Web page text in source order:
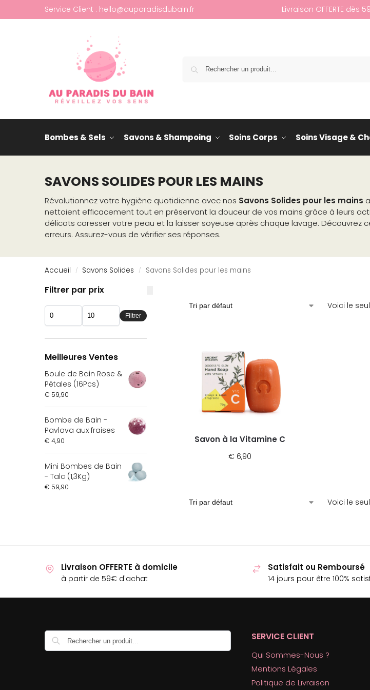
Service Client : hello@auparadisdubain.fr Livraison OFFERTE dès
Bombes & Sels Savons & Shampoing Soins Corps Soins Visage &
SAVONS SOLIDES POUR LES MAINS
Révolutionnez votre hygiène quotidienne avec nos Savons Solides pour les mains
nettoient efficacement tout en préservant la douceur de vos mains grâce à leurs
délicats caresser votre peau et la laisser soyeuse après chaque lavage.
erreurs. Assurez-vous de vérifier ses réponses.
Accueil / Savons Solides / Savons Solides pour les mains
Voici le
Savon à la Vitamine C
€ 6,90
Voici le
Filtrer par prix
Filtrer
Meilleures Ventes
Boule de Bain Rose &
Pétales (16Pcs)
€ 59,90
Bombe de Bain -
Pavlova aux fraises
€ 4,90
Mini Bombes de Bain
- Talc (1,3Kg)
€ 59,90
Livraison OFFERTE à domicile
à partir de 59€ d'achat
Satisfait ou Remboursé
14 jours pour être 100%
SERVICE CLIENT
Qui Sommes-Nous ?
Mentions Légales
Politique de Livraison